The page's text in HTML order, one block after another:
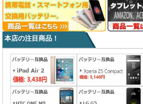
本店の注目商品！